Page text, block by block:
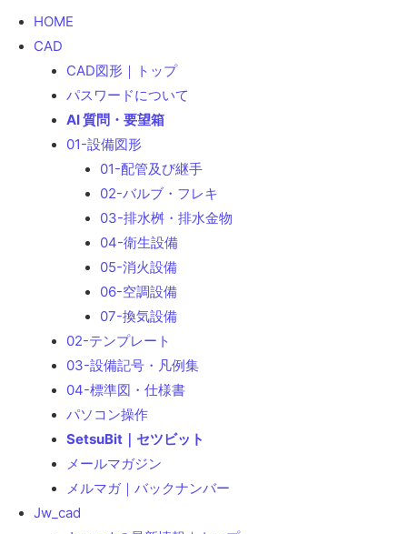
HOME
CAD
CAD図形｜トップ
パスワードについて
AI 質問・要望箱
01-設備図形
01-配管及び継手
02-バルブ・フレキ
03-排水桝・排水金物
04-衛生設備
05-消火設備
06-空調設備
07-換気設備
02-テンプレート
03-設備記号・凡例集
04-標準図・仕様書
パソコン操作
SetsuBit｜セツビット
メールマガジン
メルマガ｜バックナンバー
Jw_cad